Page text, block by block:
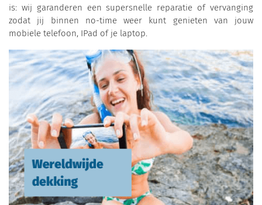
is: wij garanderen een supersnelle reparatie of vervanging
zodat jij binnen no-time weer kunt genieten van jouw
mobiele telefoon, IPad of je laptop.